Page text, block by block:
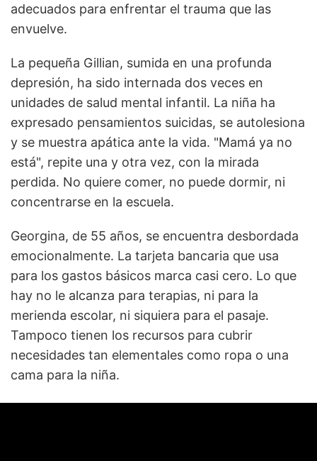
adecuados para enfrentar el trauma que las
envuelve.
La pequeña Gillian, sumida en una profunda
depresión, ha sido internada dos veces en
unidades de salud mental infantil. La niña ha
expresado pensamientos suicidas, se autolesiona
y se muestra apática ante la vida. "Mamá ya no
está", repite una y otra vez, con la mirada
perdida. No quiere comer, no puede dormir, ni
concentrarse en la escuela.
Georgina, de 55 años, se encuentra desbordada
emocionalmente. La tarjeta bancaria que usa
para los gastos básicos marca casi cero. Lo que
hay no le alcanza para terapias, ni para la
merienda escolar, ni siquiera para el pasaje.
Tampoco tienen los recursos para cubrir
necesidades tan elementales como ropa o una
cama para la niña.